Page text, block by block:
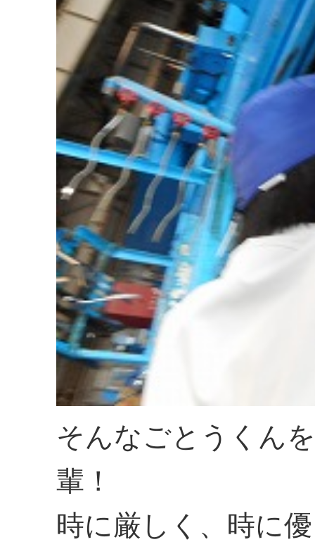
そんなごとうくん
輩！
時に厳しく、時に